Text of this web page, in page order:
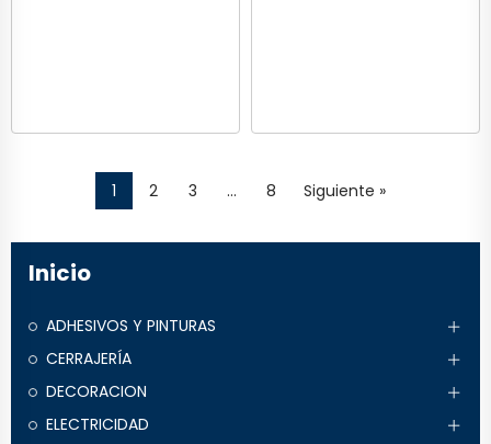
1 2 3 … 8 Siguiente »
Inicio
ADHESIVOS Y PINTURAS
CERRAJERÍA
DECORACION
ELECTRICIDAD